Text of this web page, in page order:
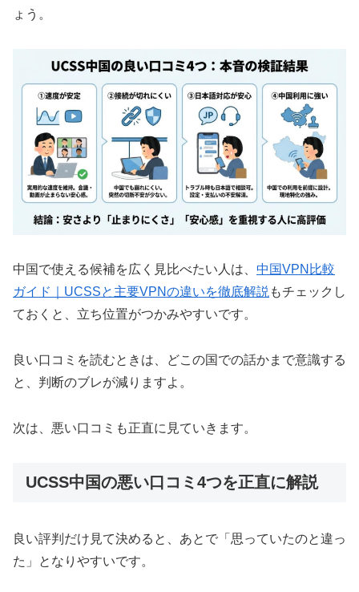
ょう。
中国で使える候補を広く見比べたい人は、 中国VPN比較
ガイド｜UCSSと主要VPNの違いを徹底解説 もチェックし
ておくと、立ち位置がつかみやすいです。
良い口コミを読むときは、どこの国での話かまで意識する
と、判断のブレが減りますよ。
次は、悪い口コミも正直に見ていきます。
UCSS中国の悪い口コミ4つを正直に解説
良い評判だけ見て決めると、あとで「思っていたのと違っ
た」となりやすいです。